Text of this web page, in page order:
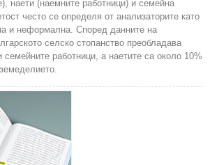
наети (наемните работници) и семейна
често се определя от анализаторите като
и неформална. Според данните на
селско стопанство преобладава
работници, а наетите са около 10%